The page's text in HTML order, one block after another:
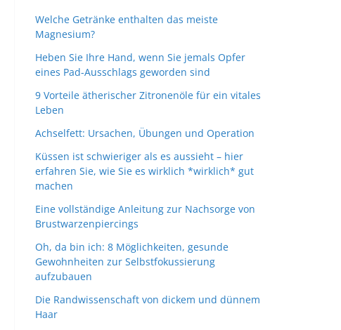
Welche Getränke enthalten das meiste
Magnesium?
Heben Sie Ihre Hand, wenn Sie jemals Opfer
eines Pad-Ausschlags geworden sind
9 Vorteile ätherischer Zitronenöle für ein vitales
Leben
Achselfett: Ursachen, Übungen und Operation
Küssen ist schwieriger als es aussieht – hier
erfahren Sie, wie Sie es wirklich *wirklich* gut
machen
Eine vollständige Anleitung zur Nachsorge von
Brustwarzenpiercings
Oh, da bin ich: 8 Möglichkeiten, gesunde
Gewohnheiten zur Selbstfokussierung
aufzubauen
Die Randwissenschaft von dickem und dünnem
Haar